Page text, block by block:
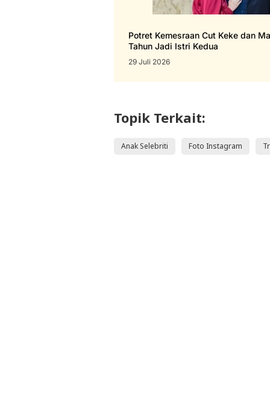
Potret Kemesraan Cut Keke dan
Tahun Jadi Istri Kedua
29 Juli 2026
Topik Terkait:
Anak Selebriti Foto Instagram